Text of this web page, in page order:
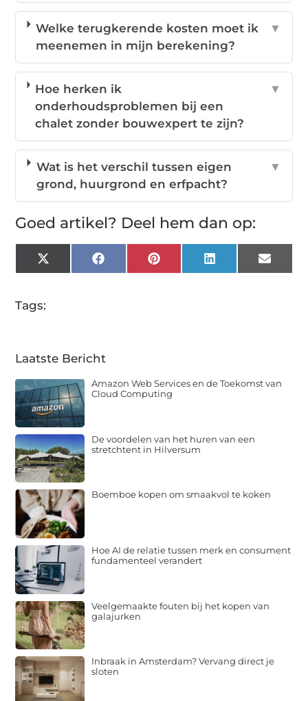
Welke terugkerende kosten moet ik
meenemen in mijn berekening?
▼
Hoe herken ik
onderhoudsproblemen bij een
chalet zonder bouwexpert te zijn?
▼
Wat is het verschil tussen eigen
grond, huurgrond en erfpacht?
▼
Goed artikel? Deel hem dan op:
X
(Twitter)
FacebookPinterestLinkedInEmail
Tags:
Laatste Bericht
Amazon Web Services en de Toekomst van
Cloud Computing
De voordelen van het huren van een
stretchtent in Hilversum
Boemboe kopen om smaakvol te koken
Hoe AI de relatie tussen merk en consument
fundamenteel verandert
Veelgemaakte fouten bij het kopen van
galajurken
Inbraak in Amsterdam? Vervang direct je
sloten